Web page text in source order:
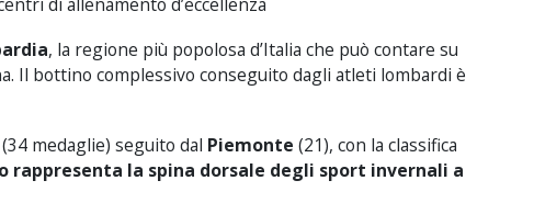
, la regione più popolosa d’Italia che può contare su
Il bottino complessivo conseguito dagli atleti lombardi è
(34 medaglie) seguito dal Piemonte (21), con la classifica
rappresenta la spina dorsale degli sport invernali a